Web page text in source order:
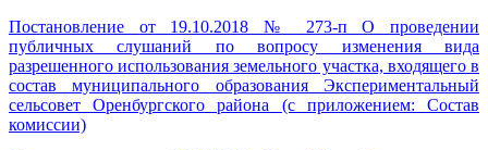
Постановление от 19.10.2018 № 273-п О проведении
публичных слушаний по вопросу изменения вида
разрешенного использования земельного участка, входящего в
состав муниципального образования Экспериментальный
сельсовет Оренбургского района (с приложением: Состав
комиссии)